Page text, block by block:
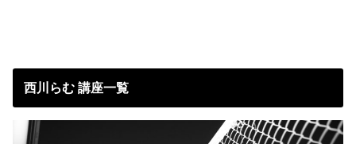
西川らむ 講座一覧